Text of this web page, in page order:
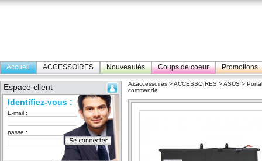
Accueil ACCESSOIRES Nouveautés Coups de coeur Promotions
Espace client
Identifiez-vous :
E-mail :
passe :
AZaccessoires >ACCESSOIRES >ASUS >
commande